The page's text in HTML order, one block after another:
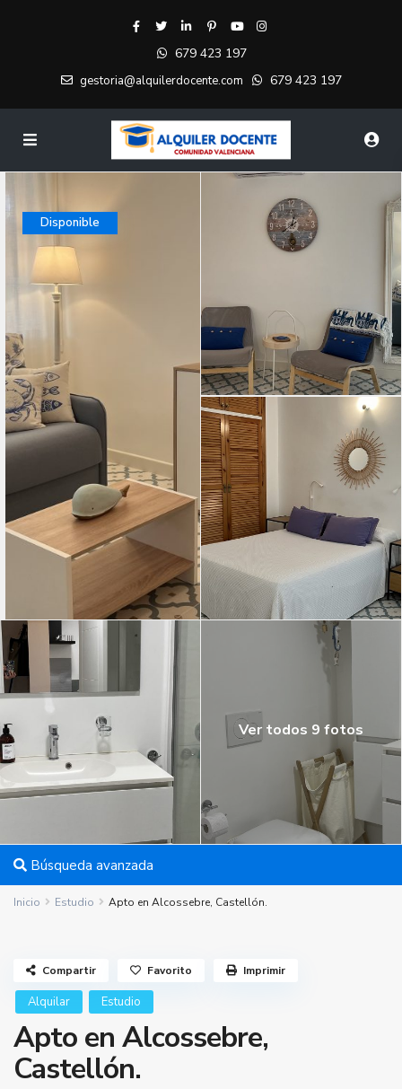
679 423 197
gestoria@alquilerdocente.com 679 423 197
Disponible
Ver todos 9 fotos
Búsqueda avanzada
Inicio Estudio Apto en Alcossebre, Castellón.
Alquilar Estudio
Apto en Alcossebre,
Castellón.
Compartir Favorito Imprimir